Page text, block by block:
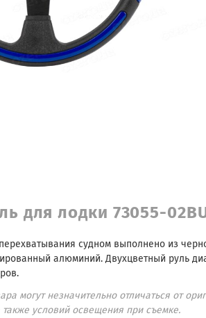
для лодки 73055-
судном выполнено из
алюминий. Двухцветный руль
могут незначительно отличаться от
условий освещения при съемке.